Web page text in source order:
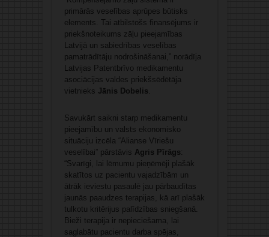
primārās veselības aprūpes būtisks
elements. Tai atbilstošs finansējums ir
priekšnoteikums zāļu pieejamības
Latvijā un sabiedrības veselības
pamatrādītāju nodrošināšanai,” norādīja
Latvijas Patentbrīvo medikamentu
asociācijas valdes priekšsēdētāja
vietnieks Jānis Dobelis
Savukārt saikni starp medikamentu
pieejamību un valsts ekonomisko
situāciju izcēla “Alianse Vīriešu
veselībai” pārstāvis Agris Pīrāgs:
“Svarīgi, lai lēmumu pieņēmēji plašāk
skatītos uz pacientu vajadzībām un
ātrāk ieviestu pasaulē jau pārbaudītas
jaunās paaudzes terapijas, kā arī plašāk
tulkotu kritērijus palīdzības sniegšanā.
Bieži terapija ir nepieciešama, lai
saglabātu pacientu darba spējas,